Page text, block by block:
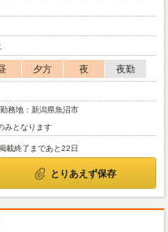
夕方 夜
夜勤
務地：新潟県魚沼市
みとなります
載終了まであと22日
とりあえず保存